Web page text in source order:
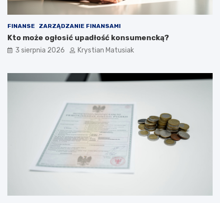
FINANSE ZARZĄDZANIE FINANSAMI
Kto może ogłosić upadłość konsumencką?
3 sierpnia 2026 Krystian Matusiak